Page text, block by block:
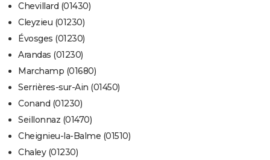
Chevillard (01430)
Cleyzieu (01230)
Évosges (01230)
Arandas (01230)
Marchamp (01680)
Serrières-sur-Ain (01450)
Conand (01230)
Seillonnaz (01470)
Cheignieu-la-Balme (01510)
Chaley (01230)